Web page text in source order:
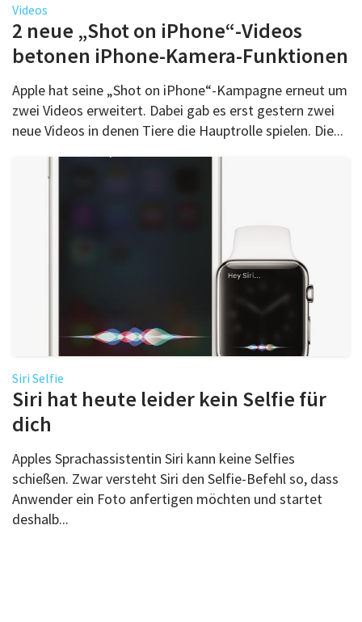
Videos
2 neue „Shot on iPhone“-Videos
betonen iPhone-Kamera-Funktionen
Apple hat seine „Shot on iPhone“-Kampagne erneut um
zwei Videos erweitert. Dabei gab es erst gestern zwei
neue Videos in denen Tiere die Hauptrolle spielen. Die...
Siri Selfie
Siri hat heute leider kein Selfie für
dich
Apples Sprachassistentin Siri kann keine Selfies
schießen. Zwar versteht Siri den Selfie-Befehl so, dass
Anwender ein Foto anfertigen möchten und startet
deshalb...